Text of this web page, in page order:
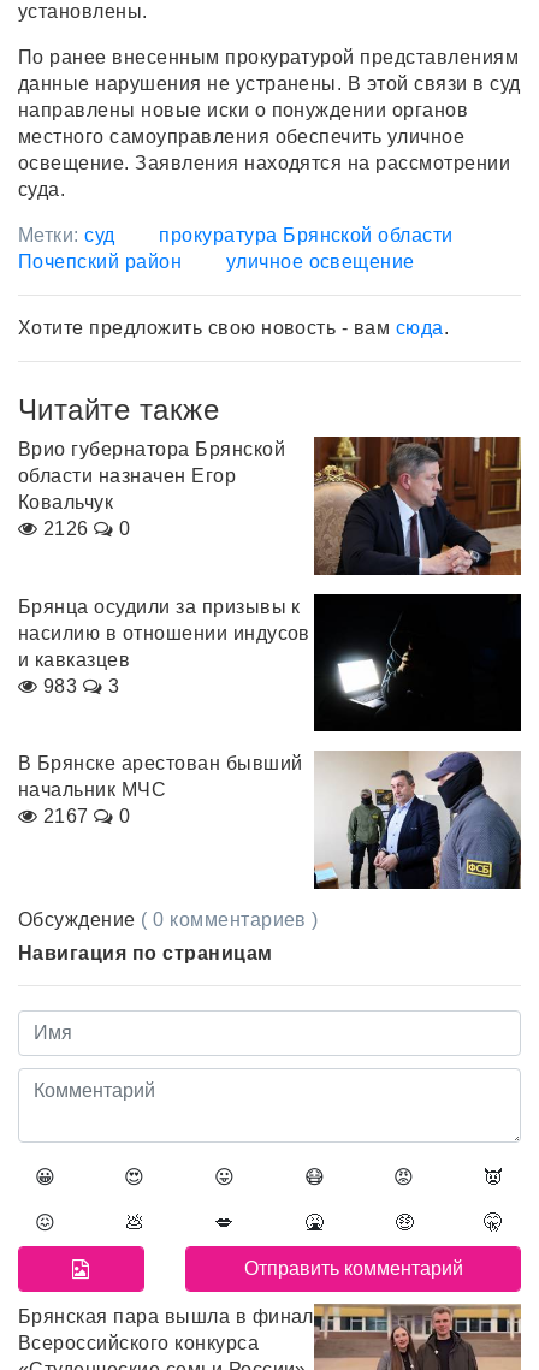
установлены.
По ранее внесенным прокуратурой представлениям
данные нарушения не устранены. В этой связи в суд
направлены новые иски о понуждении органов
местного самоуправления обеспечить уличное
освещение. Заявления находятся на рассмотрении
суда.
Метки:суд
прокуратура Брянской области
Почепский район
уличное освещение
Хотите предложить свою новость - вам сюда.
Читайте также
Врио губернатора Брянской
области назначен Егор
Ковальчук
2126
0
Брянца осудили за призывы к
насилию в отношении индусов
и кавказцев
983
3
В Брянске арестован бывший
начальник МЧС
2167
0
Обсуждение ( 0 комментариев )
Навигация по страницам
😀 😍 😛 😷 😡 👿
😖 💩 💋 🤮 🤑 🤫
Брянская пара вышла в финал
Всероссийского конкурса